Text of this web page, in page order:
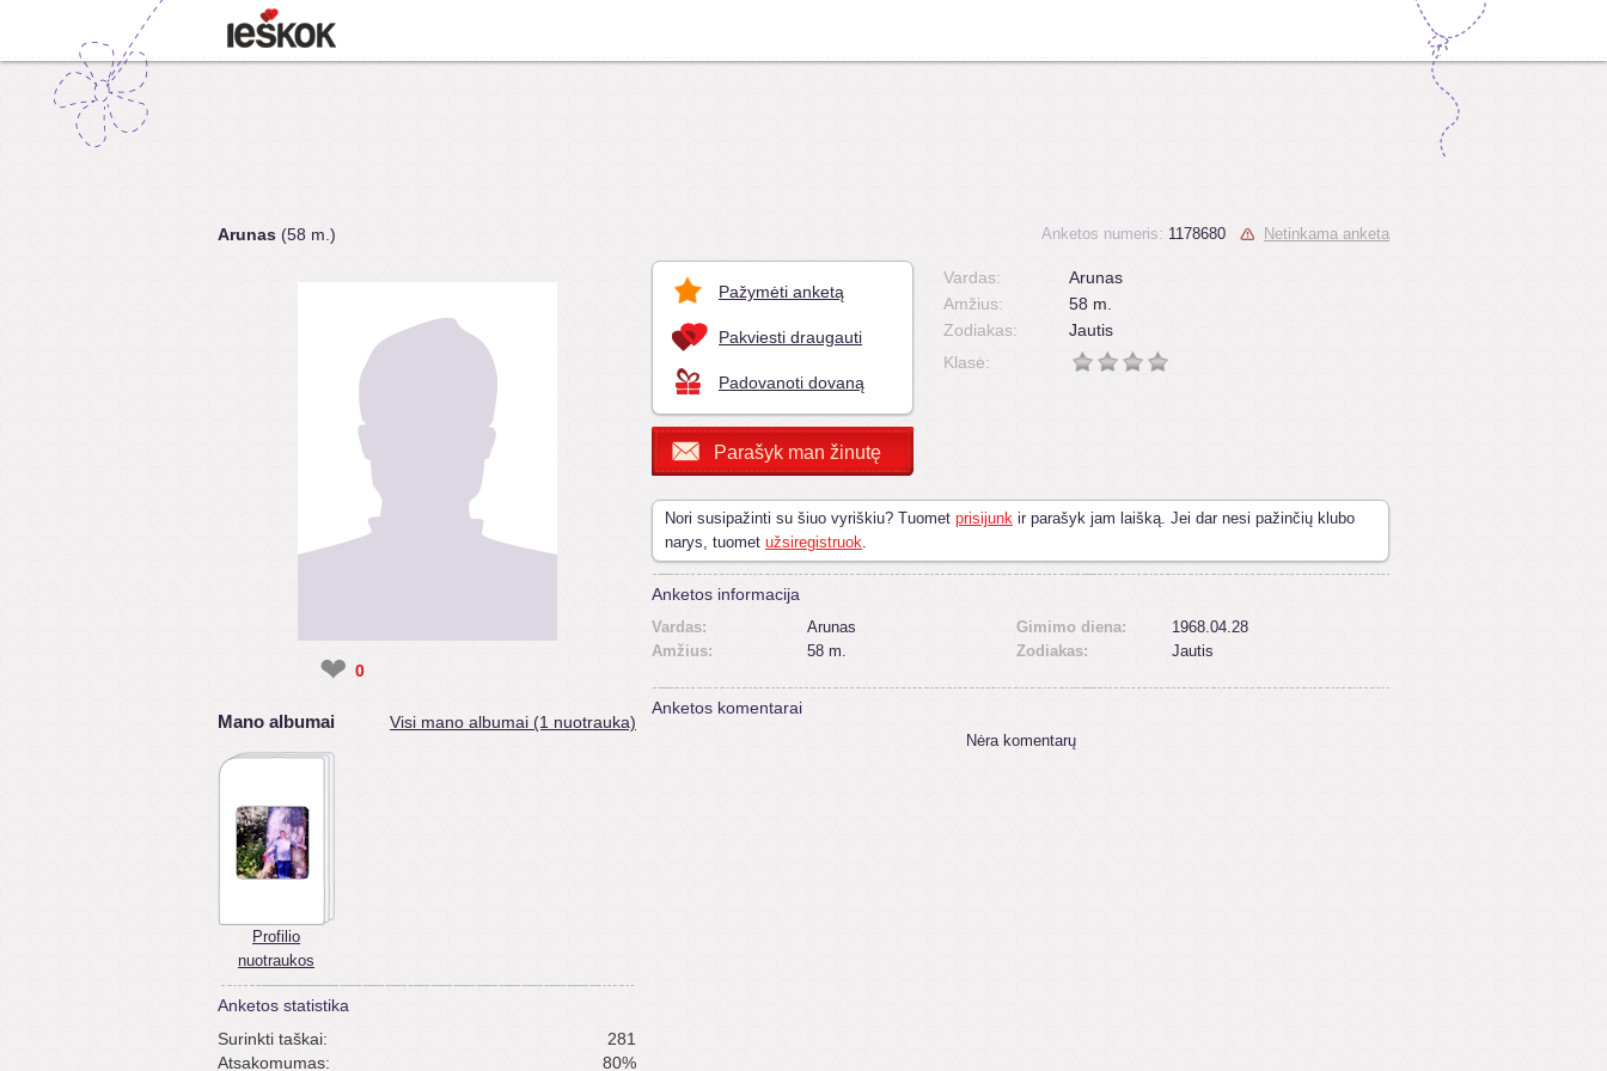
Arunas (58 m.)
❤ 0
Mano albumai Visi mano albumai (1 nuotrauka)
Profilio
nuotraukos
Anketos statistika
Surinkti taškai:
281
Atsakomumas:
80%
Pažymėti anketą
Pakviesti draugauti
Padovanoti dovaną
Parašyk man žinutę
Anketos numeris: 1178680 Netinkama anketa
Vardas:
Arunas
Amžius:
58 m.
Zodiakas:
Jautis
Klasė:
Nori susipažinti su šiuo vyriškiu? Tuomet prisijunk ir parašyk jam laišką. Jei dar nesi pažinčių klubo
narys, tuomet užsiregistruok.
Anketos informacija
Vardas:
Arunas
Amžius:
58 m.
Gimimo diena:
1968.04.28
Zodiakas:
Jautis
Anketos komentarai
Nėra komentarų